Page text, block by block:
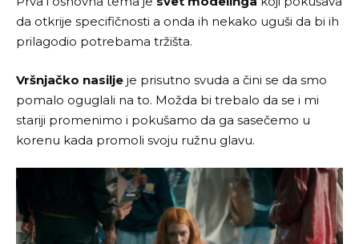
da otkrije specifičnosti a onda ih nekako uguši da bi ih
prilagodio potrebama tržišta.
Vršnjačko nasilje je prisutno svuda a čini se da smo
pomalo oguglali na to. Možda bi trebalo da se i mi
stariji promenimo i pokušamo da ga sasečemo u
korenu kada promoli svoju ružnu glavu.